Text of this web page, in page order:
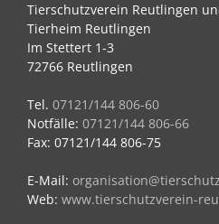
Tierschutzverein Reutlingen
Tierheim Reutlingen
Im Stettert 1-3
72766 Reutlingen
Tel. 07121/144 806-60
Notfälle: 07121/144 806-66
Fax: 07121/144 806-75
E-Mail:
Web: www.tierschutzverein-